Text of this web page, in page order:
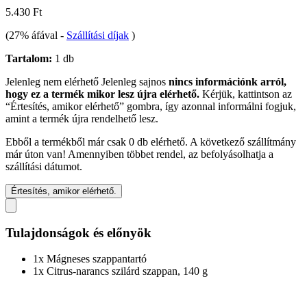
5.430 Ft
(27% áfával - Szállítási díjak )
Tartalom: 1 db
Jelenleg nem elérhető Jelenleg sajnos nincs információnk arról,
hogy ez a termék mikor lesz újra elérhető. Kérjük, kattintson az
“Értesítés, amikor elérhető” gombra, így azonnal informálni fogjuk,
amint a termék újra rendelhető lesz.
Ebből a termékből már csak 0 db elérhető. A következő szállítmány
már úton van! Amennyiben többet rendel, az befolyásolhatja a
szállítási dátumot.
Értesítés, amikor elérhető.
Tulajdonságok és előnyök
1x Mágneses szappantartó
1x Citrus-narancs szilárd szappan, 140 g